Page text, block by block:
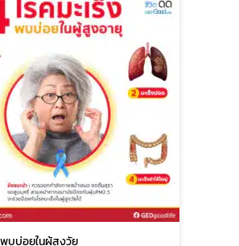
พบบ่อยในผู้สูงวัย